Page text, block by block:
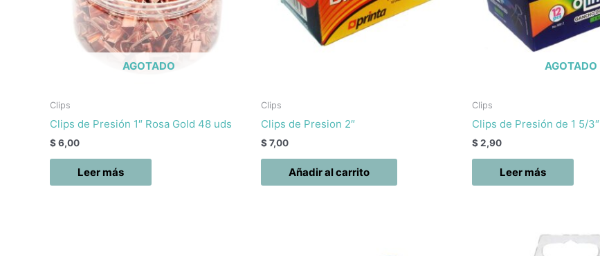
AGOTADO
Clips
Clips de Presión 1″ Rosa Gold 48 uds
$6,00
Leer más
Clips
Clips de Presion 2″
$7,00
Añadir al carrito
AGOTADO
Clips
Clips de Presión de 1 5/3″
$2,90
Leer más